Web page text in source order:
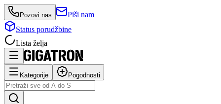
Pozovi nas
Piši nam
Status porudžbine
Lista želja
Kategorije Pogodnosti